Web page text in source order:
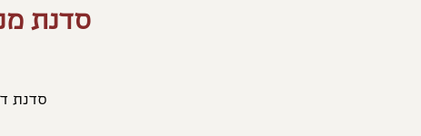
סדנת